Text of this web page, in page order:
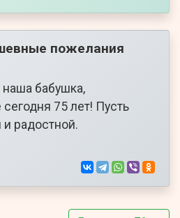
пожелания
наша бабушка,
75 лет! Пусть
радостной.